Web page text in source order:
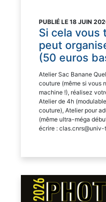
PUBLIÉ LE 18 JUIN
Si cela vous
peut
(50 euros
Atelier Sac Banane
couture (même si vous
machine !), réalisez
Atelier de 4h
couture), Atelier pour
(même ultra-méga
écrire :